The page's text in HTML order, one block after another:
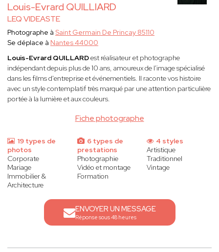
Louis-Evrard QUILLIARD
LEQ VIDEASTE
Fiche photographe
Photographe à Saint Germain De Princay 85110
Se déplace à Nantes 44000
Louis-Evrard QUILLARDest réalisateur et photographe
indépendant depuis plus de 10 ans, amoureux de l'image spécialisé
dans les films d'entreprise et événementiels. Il raconte vos histoire
avec un style contemplatif très marqué par une attention particulière
portée à la lumière et aux couleurs.
19 types de
photos
Corporate
Mariage
Immobilier &
Architecture
6 types de
prestations
Photographie
Vidéo et montage
Formation
4 styles
Artistique
Traditionnel
Vintage
ENVOYER UN MESSAGE
Réponse sous 48 heures